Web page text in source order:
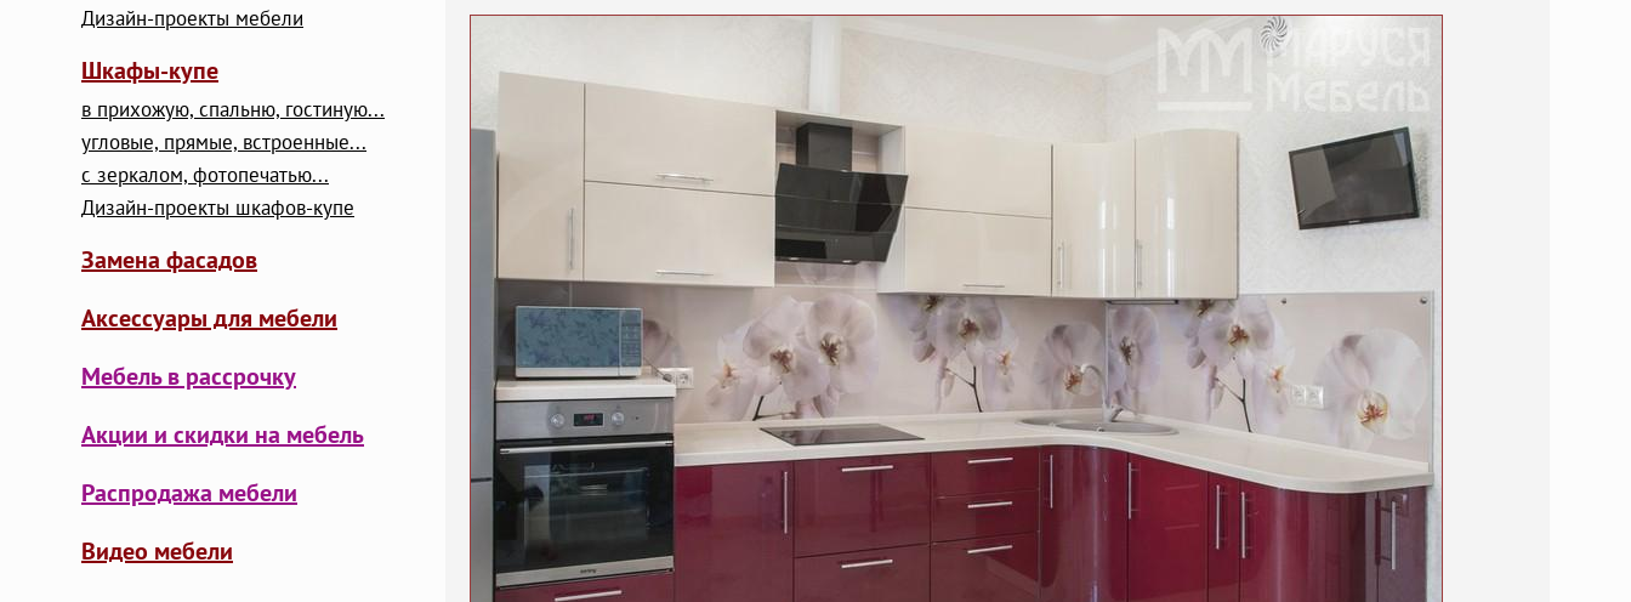
Дизайн-проекты мебели
Шкафы-купе
в прихожую, спальню, гостиную...
угловые, прямые, встроенные...
с зеркалом, фотопечатью...
Дизайн-проекты шкафов-купе
Замена фасадов
Аксессуары для мебели
Мебель в рассрочку
Акции и скидки на мебель
Распродажа мебели
Видео мебели